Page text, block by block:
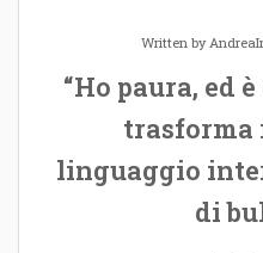
Written by
“Ho paura, ed
trasforma
linguaggio
di